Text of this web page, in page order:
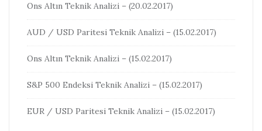
Ons Altın Teknik Analizi – (20.02.2017)
AUD / USD Paritesi Teknik Analizi – (15.02.2017)
Ons Altın Teknik Analizi – (15.02.2017)
S&P 500 Endeksi Teknik Analizi – (15.02.2017)
EUR / USD Paritesi Teknik Analizi – (15.02.2017)